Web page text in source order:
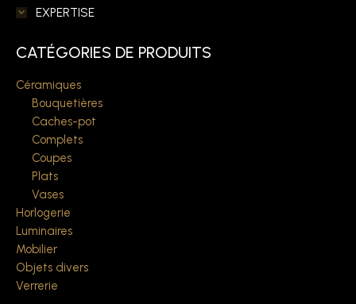
EXPERTISE
CATÉGORIES DE PRODUITS
Céramiques
Bouquetières
Caches-pot
Complets
Coupes
Plats
Vases
Horlogerie
Luminaires
Mobilier
Objets divers
Verrerie